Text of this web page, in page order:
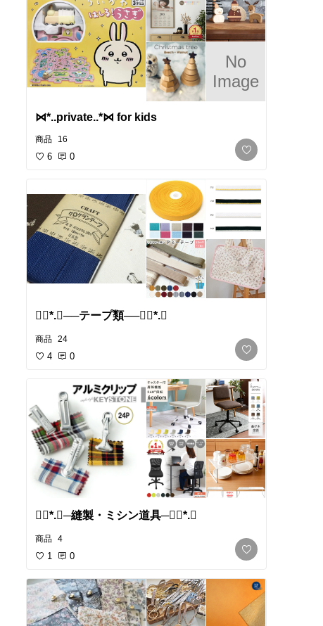
No
Image
⋈*..private..*⋈ for kids
商品 16
6 0
❁⃘*.ﾟ​──テープ類──❁⃘*.ﾟ
商品 24
4 0
❁⃘*.ﾟ​─縫製・ミシン道具─❁⃘*.ﾟ
商品 4
1 0